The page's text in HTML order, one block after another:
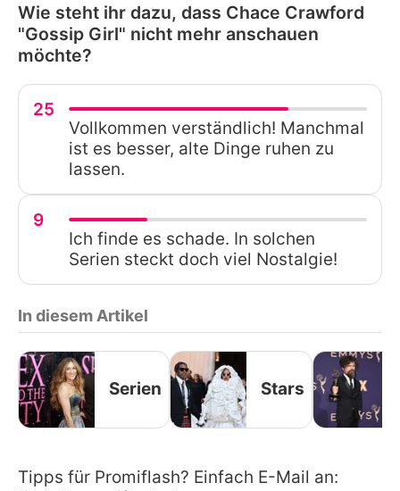
Wie steht ihr dazu, dass Chace Crawford
"Gossip Girl" nicht mehr anschauen
möchte?
25
Vollkommen verständlich! Manchmal
ist es besser, alte Dinge ruhen zu
lassen.
9
Ich finde es schade. In solchen
Serien steckt doch viel Nostalgie!
In diesem Artikel
Serien Stars
Tipps für Promiflash? Einfach E-Mail an: